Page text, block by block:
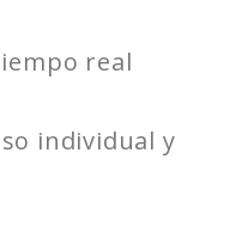
real
individual y